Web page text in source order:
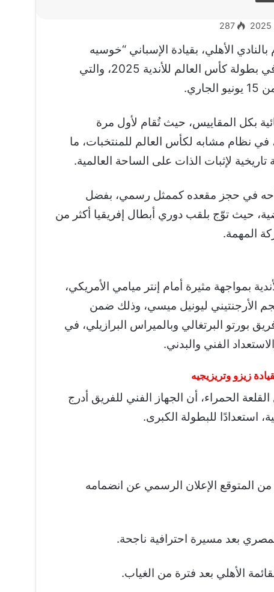
287
الأهلي، بقيادة الإسباني “خوسيه
ريبيرو”، على القائمة النهائية التي ستشارك في بطولة كأس العالم للأندية 2025، والتي
بكل المقاييس، حيث تُقام لأول مرة
في نظام مشابه لكأس العالم للمنتخبات، ما
لإثبات الذات على الساحة العالمية.
نجاحه في حجز مقعده كممثل رسمي، بفضل
حيث توّج بلقب دوري أبطال إفريقيا أكثر من
المهمة.
بمواجهة مثيرة أمام إنتر ميامي الأمريكي،
الأرجنتيني ليونيل ميسي، وذلك ضمن
بورتو البرتغالي وبالميراس البرازيلي، في
الفني والبدني.
زيزو وتريزيجيه
الحمراء، أن الجهاز الفني للفريق أدرج
استعدادًا للبطولة الكبرى.
المتوقع الإعلان الرسمي عن انضمامه
بعد مسيرة احترافية ناجحة.
الأهلي بعد فترة من الغياب.